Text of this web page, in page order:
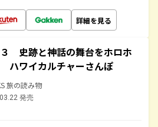
詳細を見る
史跡と神話の舞台をホロホ
ハワイカルチャーさんぽ
旅の読み物
発売